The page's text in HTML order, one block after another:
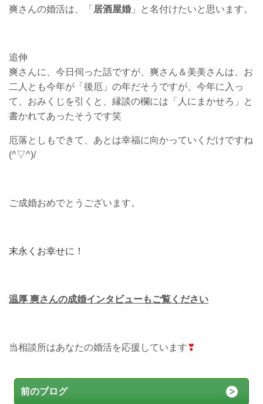
爽さんの婚活は、「 居酒屋婚 」と名付けたいと思います。
追伸
爽さんに、今日伺った話ですが、爽さん＆美美さんは、お
二人とも今年が「後厄」の年だそうですが、今年に入っ
て、おみくじを引くと、縁談の欄には「人にまかせろ」と
書かれてあったそうです笑
厄落としもできて、あとは幸福に向かっていくだけですね
(^▽^)/
ご成婚おめでとうございます。
末永くお幸せに！
温厚 爽さんの成婚インタビューもご覧ください
当相談所はあなたの婚活を応援しています❣
前のブログ